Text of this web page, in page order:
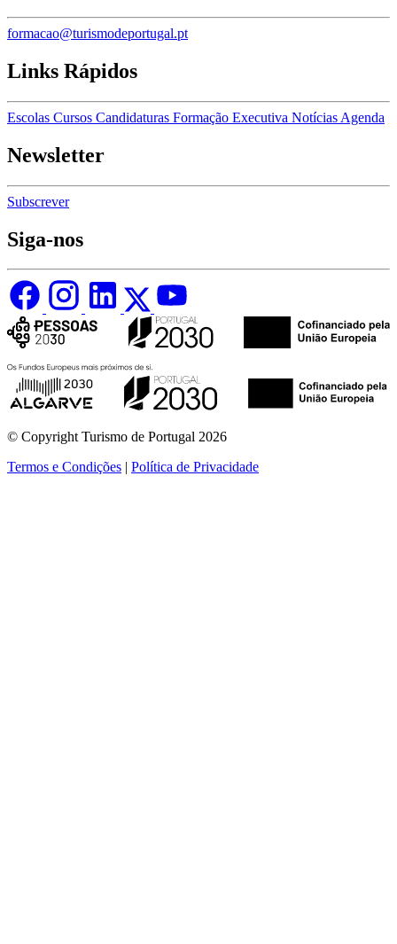
formacao@turismodeportugal.pt
Links Rápidos
Escolas Cursos Candidaturas Formação Executiva Notícias Agenda
Newsletter
Subscrever
Siga-nos
© Copyright Turismo de Portugal 2026
Termos e Condições | Política de Privacidade